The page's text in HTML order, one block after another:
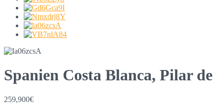
Spanien Costa Blanca, Pilar
259,900€